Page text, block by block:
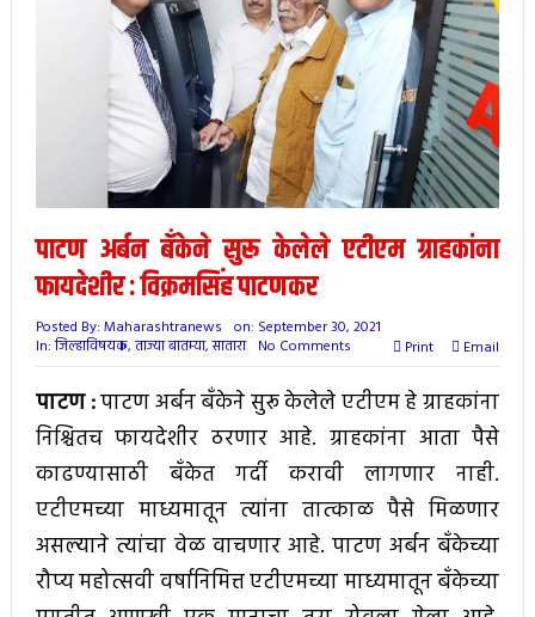
पाटण अर्बन बँकेने सुरू केलेले एटीएम ग्राहकांना
फायदेशीर : विक्रमसिंह पाटणकर
Posted By: Maharashtranews on: September 30, 2021
In:जिल्हाविषयक, ताज्या बातम्या,सातारा No Comments Print Email
पाटण :पाटण अर्बन बँकेने सुरू केलेले एटीएम हे ग्राहकांना
निश्चितच फायदेशीर ठरणार आहे. ग्राहकांना आता पैसे
काढण्यासाठी बँकेत गर्दी करावी लागणार नाही.
एटीएमच्या माध्यमातून त्यांना तात्काळ पैसे मिळणार
असल्याने त्यांचा वेळ वाचणार आहे. पाटण अर्बन बँकेच्या
रौप्य महोत्सवी वर्षानिमित्त एटीएमच्या माध्यमातून बँकेच्या